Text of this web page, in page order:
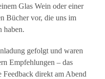
Glas Wein oder einer
Bücher vor, die uns im
haben.
gefolgt und waren
Empfehlungen – das
Feedback direkt am Abend